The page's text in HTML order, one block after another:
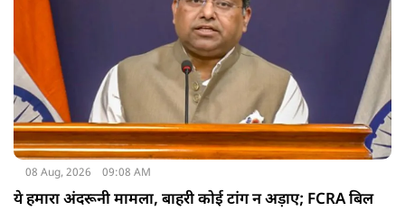
08 Aug, 2026 09:08 AM
ये हमारा अंदरूनी मामला, बाहरी कोई टांग न अड़ाए; FCRA बिल